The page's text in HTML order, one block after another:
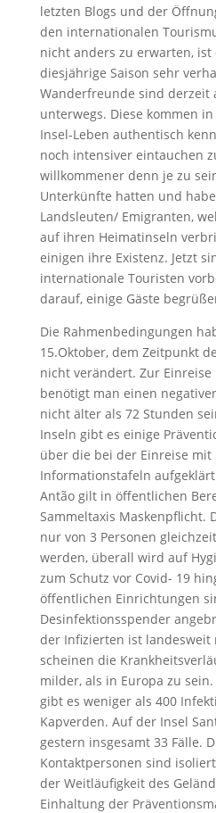
letzten Blogs und der
den internationalen
nicht anders zu erwarten,
diesjährige Saison sehr
Wanderfreunde sind derzeit
unterwegs. Diese kommen
Insel-Leben authentisch
noch intensiver eintauchen
willkommener denn je zu
Unterkünfte hatten und
Landsleuten/ Emigranten,
auf ihren Heimatinseln
einigen ihre Existenz. Jetzt
internationale Touristen
darauf, einige Gäste
Die Rahmenbedingungen
15.Oktober, dem Zeitpunkt
nicht verändert. Zur Einreise
benötigt man einen
nicht älter als 72 Stunden
Inseln gibt es einige
über die bei der Einreise mit
Informationstafeln
Antão gilt in öffentlichen
Sammeltaxis Maskenpflicht.
nur von 3 Personen
werden, überall wird auf
zum Schutz vor Covid- 19
öffentlichen Einrichtungen
Desinfektionsspender
der Infizierten ist landesweit
scheinen die
milder, als in Europa zu
gibt es weniger als 400
Kapverden. Auf der Insel
gestern insgesamt 33 Fälle.
Kontaktpersonen sind
der Weitläufigkeit des
Einhaltung der